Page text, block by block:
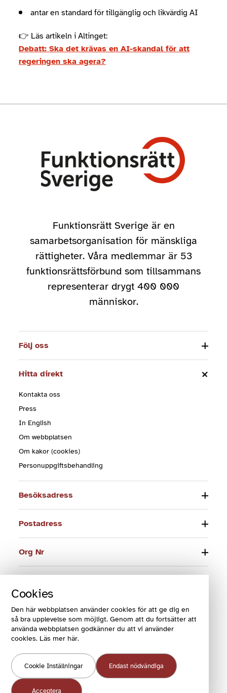
Cookies
Den här webbplatsen använder cookies för att ge dig en
så bra upplevelse som möjligt. Genom att du fortsätter att
använda webbplatsen godkänner du att vi använder
cookies. Läs mer här.
Cookie Inställningar Endast nödvändiga
Acceptera
antar en standard för tillgänglig och likvärdig AI
👉 Läs artikeln i Altinget:
Debatt: Ska det krävas en AI-skandal för att
regeringen ska agera?
Funktionsrätt Sverige är en
samarbetsorganisation för mänskliga
rättigheter. Våra medlemmar är 53
funktionsrättsförbund som tillsammans
representerar drygt 400 000
människor.
Följ oss
Hitta direkt
Kontakta oss
Press
In English
Om webbplatsen
Om kakor (cookies)
Personuppgiftsbehandling
Besöksadress
Postadress
Org Nr
E-post
© 2024 Funktionsrätt Sverige
COOKIES OCH VILLKOR
COOKIEINSTÄLLNINGAR